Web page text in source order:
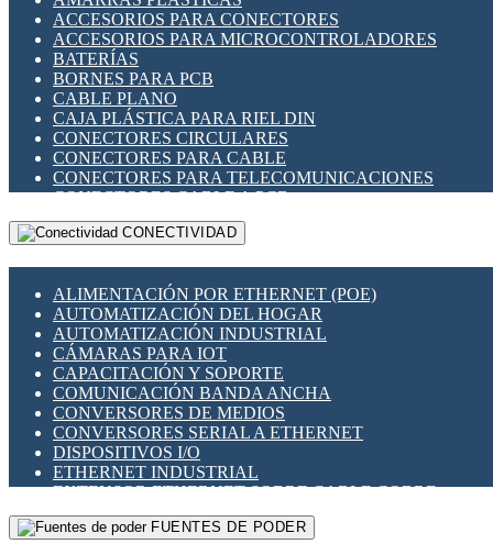
INDICADORES PARA PANEL
INTERFACES DE RELÉ
INTERRUPTORES FIN DE CARRERA
LLAVES CONMUTADORAS
MEDIDORES DE ENERGÍA Y TC'S DE CORRIENTE
MOTORES PASO A PASO
PANTALLAS HMI
PLC -CONTROLADORES LÓGICO PROGRAMABLES
PROGRAMADORES DE HORARIO
RELÉS DE PROTECCIÓN
SENSORES CAPACITIVOS
SENSORES INDUCTIVOS
TEMPORIZADORES
VARIACS
VARIADORES DE FRECUENCIA [VDF]
SECCIONADORES - INTERRUPTORES
MAQUINARIA
ACCESORIOS PARA CONECTORES
ACCESORIOS PARA MICROCONTROLADORES
BATERÍAS
BORNES PARA PCB
CABLE PLANO
CAJA PLÁSTICA PARA RIEL DIN
CONECTORES CIRCULARES
CONECTORES PARA CABLE
CONECTORES PARA TELECOMUNICACIONES
CONECTORES CABLE A PCB
CONECTORES PCB A CABLE
DIP SWITCHES
HERRAMIENTAS VARIAS
ILUMINACIÓN LED
INTERRUPTORES REED
INTERFACES DE RELÉ
OTROS RELÉS
PROTECCIÓN TÉRMICA
RELÉS AUTOMOTRICES
RELÉS DE SEÑAL
RELÉS DE ESTADO SÓLIDO SSR
RELÉS INDUSTRIALES
RELÉS MINIATURA DE POTENCIA
SENSORES MAGNÉTICOS
CONECTIVIDAD
ALIMENTACIÓN POR ETHERNET (POE)
AUTOMATIZACIÓN DEL HOGAR
AUTOMATIZACIÓN INDUSTRIAL
CÁMARAS PARA IOT
CAPACITACIÓN Y SOPORTE
COMUNICACIÓN BANDA ANCHA
CONVERSORES DE MEDIOS
CONVERSORES SERIAL A ETHERNET
DISPOSITIVOS I/O
ETHERNET INDUSTRIAL
EXTENSOR ETHERNET SOBRE CABLE COBRE
GATEWAY LORAWAN
GESTIÓN DE REDESFUENTES DE PODER